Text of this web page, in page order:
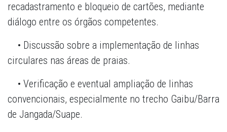
recadastramento e bloqueio de cartões, mediante
diálogo entre os órgãos competentes.
• Discussão sobre a implementação de linhas
circulares nas áreas de praias.
• Verificação e eventual ampliação de linhas
convencionais, especialmente no trecho Gaibu/Barra
de Jangada/Suape.